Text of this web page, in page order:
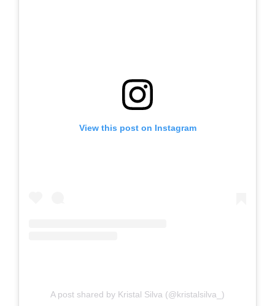
View this post on Instagram
A post shared by Kristal Silva (@kristalsilva_)